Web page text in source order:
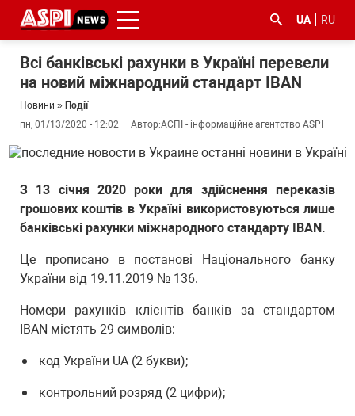
UA RU
Всі банківські рахунки в Україні перевели
на новий міжнародний стандарт IBAN
Новини » Події
пн, 01/13/2020 - 12:02
Автор:АСПІ - інформаційне агентство ASPI
З 13 січня 2020 роки для здійснення переказів
грошових коштів в Україні використовуються лише
банківські рахунки міжнародного стандарту IBAN.
Це прописано впостанові Національного банку
України від 19.11.2019 № 136.
Номери рахунків клієнтів банків за стандартом
IBAN містять 29 символів:
код України UA (2 букви);
контрольний розряд (2 цифри);
з
корупцією